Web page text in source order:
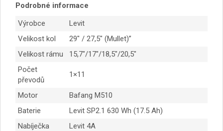
Podrobné informace
Výrobce
Levit
Velikost kol
29″ / 27,5″ (Mullet)”
Velikost rámu
15,7″/17″/18,5″/20,5″
Počet
převodů
1×11
Motor
Bafang M510
Baterie
Levit SP2.1 630 Wh (17.5 Ah)
Nabíječka
Levit 4A